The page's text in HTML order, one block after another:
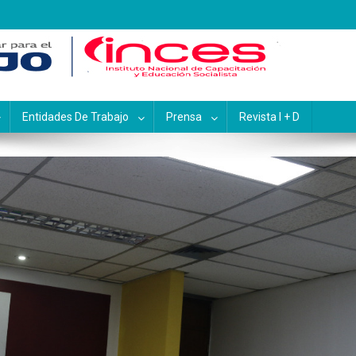
y Educación
Entidades De Trabajo Prensa Revista I + D